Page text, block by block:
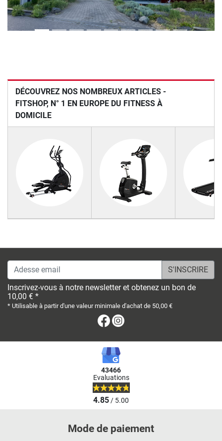
DÉCOUVREZ NOS NOMBREUX ARTICLES -
FITSHOP, N° 1 EN EUROPE DU FITNESS À
DOMICILE
Adesse email
Inscrivez-vous à notre newsletter et obtenez un bon de
10,00 € *
* Utilisable à partir d'une valeur minimale d'achat de 50,00 €
Facebook
43466
Evaluations
4.85/ 5.00
Mode de paiement